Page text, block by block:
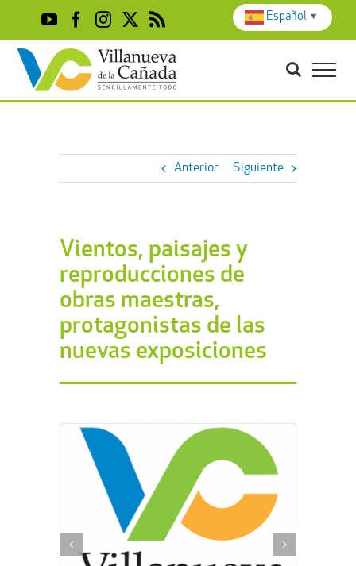
content
YouTubeFacebook
Instagram
X Rss
Anterior Siguiente
Vientos, paisajes y
reproducciones de
obras maestras,
protagonistas de las
nuevas exposiciones
Español ▼